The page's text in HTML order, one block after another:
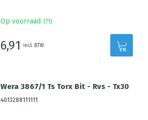
Op voorraad (71 )
6,91 incl. BTW
Wera 3867/1 Ts Torx Bit - Rvs - Tx30
4013288111111